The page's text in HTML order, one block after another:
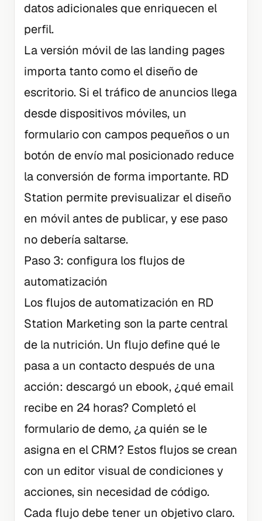
datos adicionales que enriquecen el
perfil.
La versión móvil de las landing pages
importa tanto como el diseño de
escritorio. Si el tráfico de anuncios llega
desde dispositivos móviles, un
formulario con campos pequeños o un
botón de envío mal posicionado reduce
la conversión de forma importante. RD
Station permite previsualizar el diseño
en móvil antes de publicar, y ese paso
no debería saltarse.
Paso 3: configura los flujos de
automatización
Los flujos de automatización en RD
Station Marketing son la parte central
de la nutrición. Un flujo define qué le
pasa a un contacto después de una
acción: descargó un ebook, ¿qué email
recibe en 24 horas? Completó el
formulario de demo, ¿a quién se le
asigna en el CRM? Estos flujos se crean
con un editor visual de condiciones y
acciones, sin necesidad de código.
Cada flujo debe tener un objetivo claro.